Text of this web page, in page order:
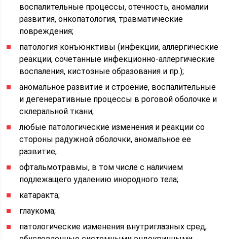
воспалительные процессы, отечность, аномалии
развития, онкопатология, травматические
повреждения;
патология конъюнктивы (инфекции, аллергические
реакции, сочетанные инфекционно-аллергические
воспаления, кистозные образования и пр.);
аномальное развитие и строение, воспалительные
и дегенеративные процессы в роговой оболочке и
склеральной ткани;
любые патологические изменения и реакции со
стороны радужной оболочки, аномальное ее
развитие;
офтальмотравмы, в том числе с наличием
подлежащего удалению инородного тела;
катаракта;
глаукома;
патологические изменения внутриглазных сред,